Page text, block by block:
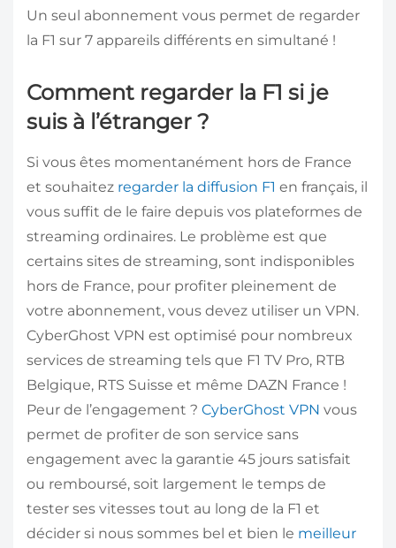
Un seul abonnement vous permet de regarder
la F1 sur 7 appareils différents en simultané !
Comment regarder la F1 si je
suis à l’étranger ?
Si vous êtes momentanément hors de France
et souhaitez regarder la diffusion F1 en français, il
vous suffit de le faire depuis vos plateformes de
streaming ordinaires. Le problème est que
certains sites de streaming, sont indisponibles
hors de France, pour profiter pleinement de
votre abonnement, vous devez utiliser un VPN.
CyberGhost VPN est optimisé pour nombreux
services de streaming tels que F1 TV Pro, RTB
Belgique, RTS Suisse et même DAZN France !
Peur de l’engagement ? CyberGhost VPN vous
permet de profiter de son service sans
engagement avec la garantie 45 jours satisfait
ou remboursé, soit largement le temps de
tester ses vitesses tout au long de la F1 et
décider si nous sommes bel et bien le meilleur